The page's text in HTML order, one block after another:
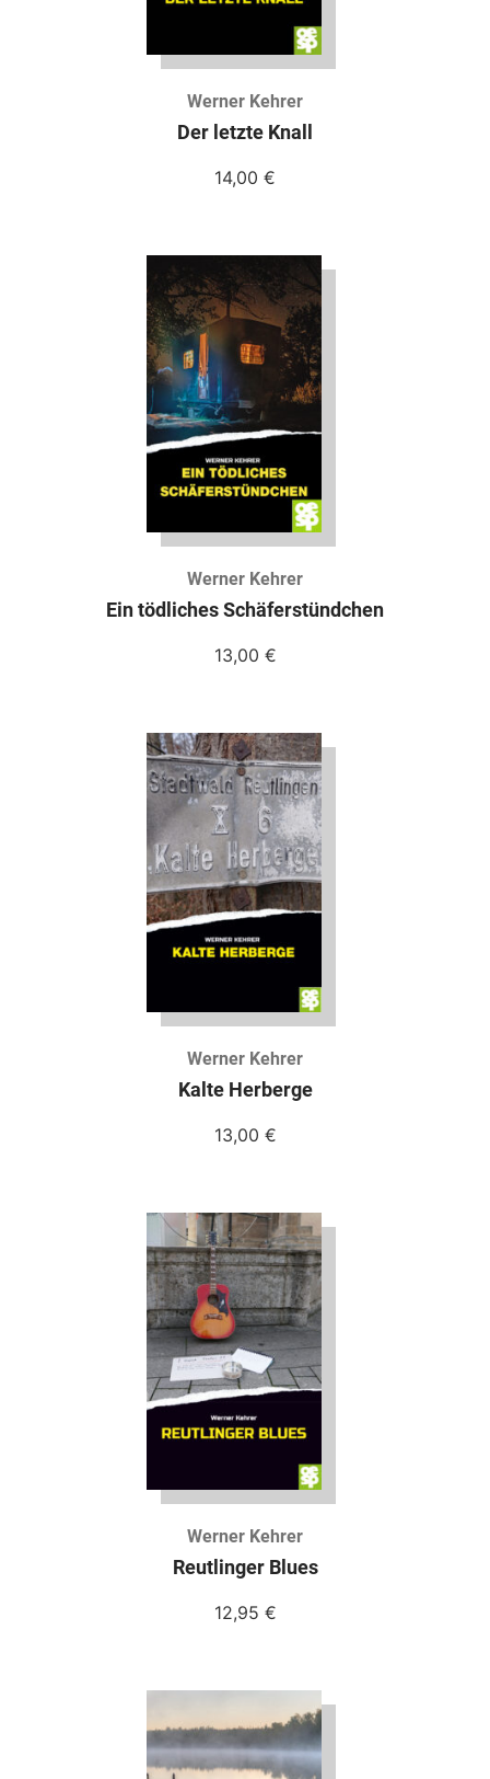
Werner Kehrer
Der letzte Knall
14,00 €
Werner Kehrer
Ein tödliches Schäferstündchen
13,00 €
Werner Kehrer
Kalte Herberge
13,00 €
Werner Kehrer
Reutlinger Blues
12,95 €